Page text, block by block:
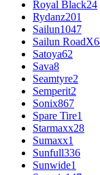
Royal Black24
Rydanz201
Sailun1047
Sailun RoadX
Satoya62
Sava8
Seamtyre2
Semperit2
Sonix867
Spare Tire1
Starmaxx28
Sumaxx1
Sunfull336
Sunwide1